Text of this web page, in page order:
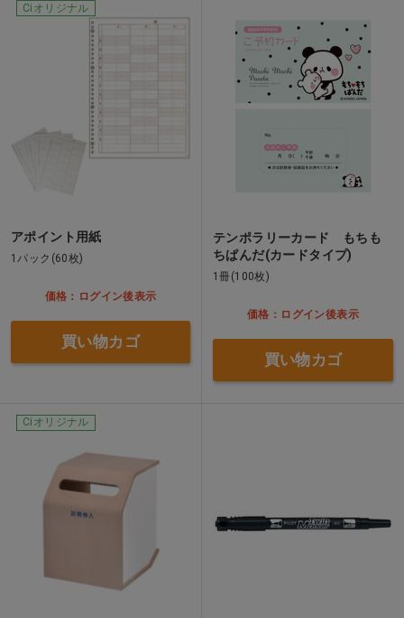
Ciオリジナル
アポイント用紙
1パック(60枚)
価格：ログイン後表示
買い物カゴ
テンポラリーカード もちも
ちぱんだ(カードタイプ)
1冊(100枚)
価格：ログイン後表示
買い物カゴ
Ciオリジナル